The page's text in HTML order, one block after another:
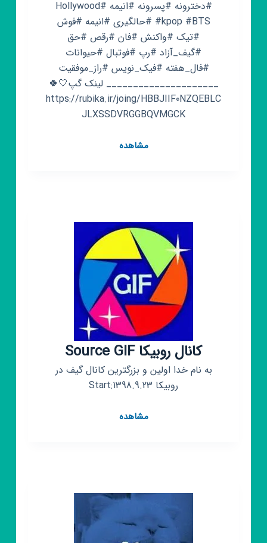
#دخترونه #پسرونه #انیمه #Hollywood
#kpop #BTS #حالگیری #انیمه #فوش
#تیک #واکنش #فان #رقص #حق
#گیف_آزاد #رپ #فوتبال #حیوانات
#فال_هفته #فیک_نویس #راز_موفقیت
_____________________ لینک گپ🤍🍀
https://rubika.ir/joing/HBBJIIF0NZQEBLC
JLXSSDVRGGBQVMGCK
مشاهدهکانال
کانال روبیکا Source GIF
به نام خدا اولین و بزرگترین کانال گیف در
روبیکا Start:1398.9.23
مشاهدهکانال